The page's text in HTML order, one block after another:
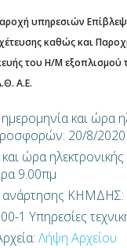
υπηρεσιών
καθώς και
του Η/Μ
Α.Ε.
ημερομηνία και ώρα
20/8/2020
ώρα
9.00πμ
ανάρτησης ΚΗΜΔΗΣ:
1 Υπηρεσίες
Λήψη Αρχείου